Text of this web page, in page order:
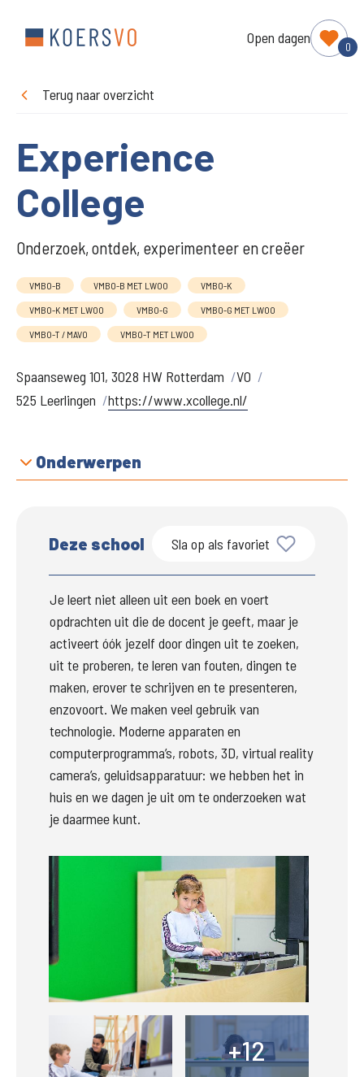
Open dagen
0
Terug naar overzicht
Experience
College
Onderzoek, ontdek, experimenteer en creëer
VMBO-B VMBO-B MET LWOO VMBO-K
VMBO-K MET LWOO VMBO-G VMBO-G MET LWOO
VMBO-T / MAVO VMBO-T MET LWOO
Spaanseweg 101, 3028 HW Rotterdam
VO
525 Leerlingen
https://www.xcollege.nl/
Onderwerpen
Deze school Sla op als favoriet
Je leert niet alleen uit een boek en voert
opdrachten uit die de docent je geeft, maar je
activeert óók jezelf door dingen uit te zoeken,
uit te proberen, te leren van fouten, dingen te
maken, erover te schrijven en te presenteren,
enzovoort. We maken veel gebruik van
technologie. Moderne apparaten en
computerprogramma’s, robots, 3D, virtual reality
camera’s, geluidsapparatuur: we hebben het in
huis en we dagen je uit om te onderzoeken wat
je daarmee kunt.
Groter
+12+